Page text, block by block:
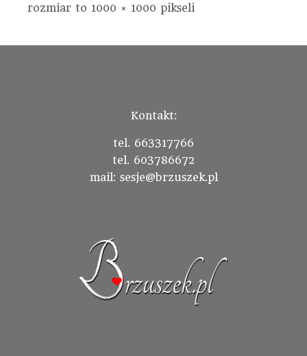
rozmiar to 1000 × 1000 pikseli
Kontakt:
tel. 663317766
tel. 603786672
mail: sesje@brzuszek.pl